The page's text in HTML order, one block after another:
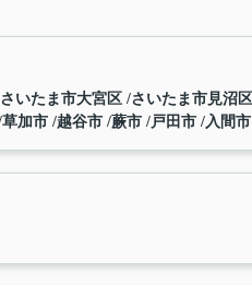
さいたま市大宮区 さいたま市見沼区
草加市 越谷市 蕨市 戸田市 入間市